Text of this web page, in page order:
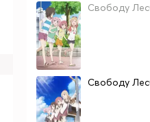
Свободу
Свободу